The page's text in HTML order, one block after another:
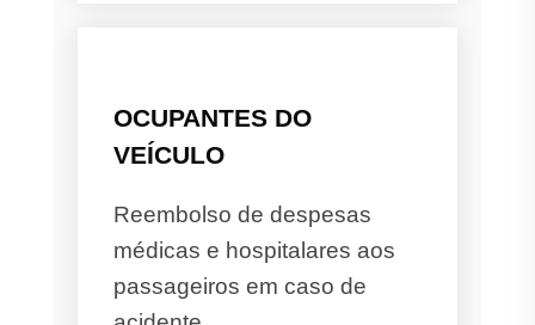
OCUPANTES DO
VEÍCULO
Reembolso de despesas
médicas e hospitalares aos
passageiros em caso de